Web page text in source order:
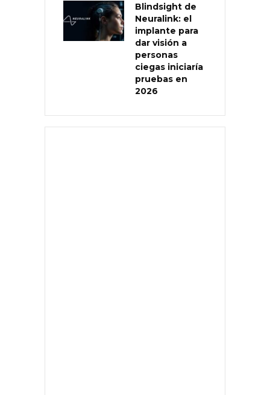
Blindsight de
Neuralink: el
implante para
dar visión a
personas
ciegas iniciaría
pruebas en
2026